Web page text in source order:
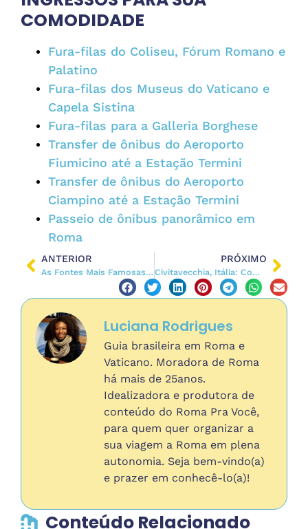
COMODIDADE
Fura-filas do Coliseu, Fórum Romano e
Palatino
Fura-filas dos Museus do Vaticano e
Capela Sistina
Fura-filas para a Galleria Borghese
Transfer de ônibus do Aeroporto
Fiumicino até a Estação Termini
Transfer de ônibus do Aeroporto
Ciampino até a Estação Termini
Passeio de ônibus panorâmico em
Roma
ANTERIOR
As Fontes Mais Famosas e Monumentais de Roma
PRÓXIMO
Civitavecchia, Itália: Como ir do Porto de Civitavecchia a Roma
Luciana Rodrigues
Guia brasileira em Roma e
Vaticano. Moradora de Roma
há mais de 25anos.
Idealizadora e produtora de
conteúdo do Roma Pra Você,
para quem quer organizar a
sua viagem a Roma em plena
autonomia. Seja bem-vindo(a)
e prazer em conhecê-lo(a)!
Conteúdo Relacionado